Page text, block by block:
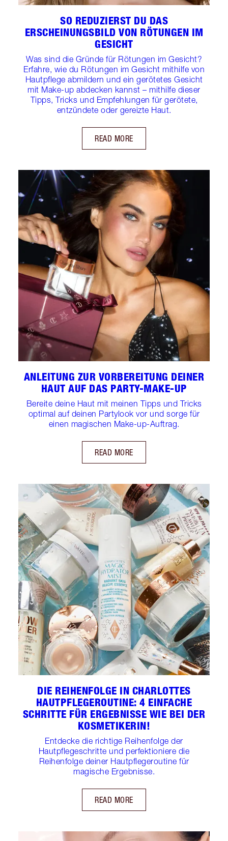
SO REDUZIERST DU DAS
ERSCHEINUNGSBILD VON RÖTUNGEN IM
GESICHT
Was sind die Gründe für Rötungen im Gesicht?
Erfahre, wie du Rötungen im Gesicht mithilfe von
Hautpflege abmildern und ein gerötetes Gesicht
mit Make-up abdecken kannst – mithilfe dieser
Tipps, Tricks und Empfehlungen für gerötete,
entzündete oder gereizte Haut.
READ MORE
ANLEITUNG ZUR VORBEREITUNG DEINER
HAUT AUF DAS PARTY-MAKE-UP
Bereite deine Haut mit meinen Tipps und Tricks
optimal auf deinen Partylook vor und sorge für
einen magischen Make-up-Auftrag.
READ MORE
DIE REIHENFOLGE IN CHARLOTTES
HAUTPFLEGEROUTINE: 4 EINFACHE
SCHRITTE FÜR ERGEBNISSE WIE BEI DER
KOSMETIKERIN!
Entdecke die richtige Reihenfolge der
Hautpflegeschritte und perfektioniere die
Reihenfolge deiner Hautpflegeroutine für
magische Ergebnisse.
READ MORE